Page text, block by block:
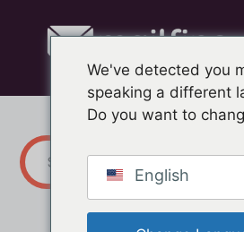
springen
We've detected you
speaking a different
Do you want to
English